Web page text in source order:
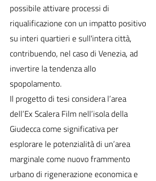
possibile attivare processi di
riqualificazione con un impatto positivo
su interi quartieri e sull'intera città,
contribuendo, nel caso di Venezia, ad
invertire la tendenza allo
spopolamento.
Il progetto di tesi considera l’area
dell’Ex Scalera Film nell’isola della
Giudecca come significativa per
esplorare le potenzialità di un’area
marginale come nuovo frammento
urbano di rigenerazione economica e